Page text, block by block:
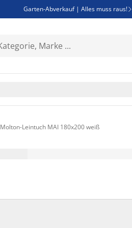
Garten-Abverkauf | Alles muss raus! 
Bist du Unternehmer? Entdecke JYSK-B2B
Molton-Leintuch MAI 180x200 weiß